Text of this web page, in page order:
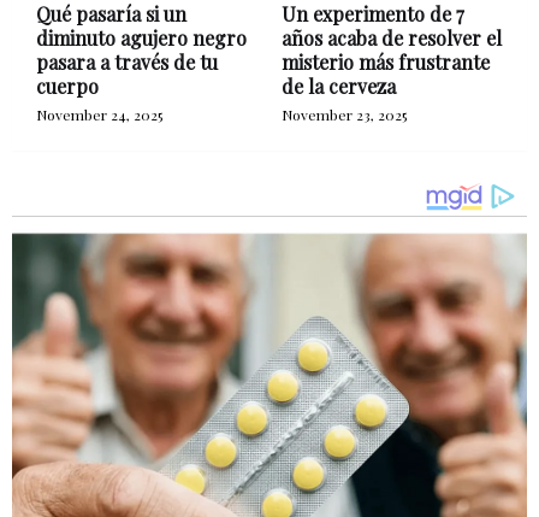
Qué pasaría si un
diminuto agujero negro
pasara a través de tu
cuerpo
November 24, 2025
Un experimento de 7
años acaba de resolver el
misterio más frustrante
de la cerveza
November 23, 2025